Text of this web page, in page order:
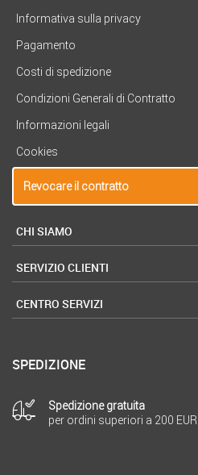
Informativa sulla privacy
Pagamento
Costi di spedizione
Condizioni Generali di Contratto
Informazioni legali
Cookies
Revocare il contratto
CHI SIAMO
SERVIZIO CLIENTI
CENTRO SERVIZI
SPEDIZIONE
Spedizione gratuita
per ordini superiori a 200 EUR